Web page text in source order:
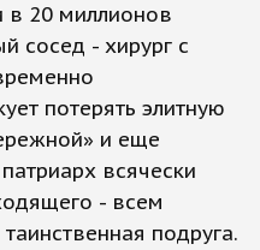
20 миллионов
сосед - хирург с
потерять элитную
и еще
всячески
- всем
подруга.